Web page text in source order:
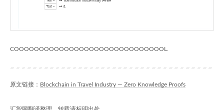
COOOOOOOOOOOOOOOOOOOOOOOOOOOOOOL.
原文链接： Blockchain in Travel Industry — Zero Knowledge Proofs